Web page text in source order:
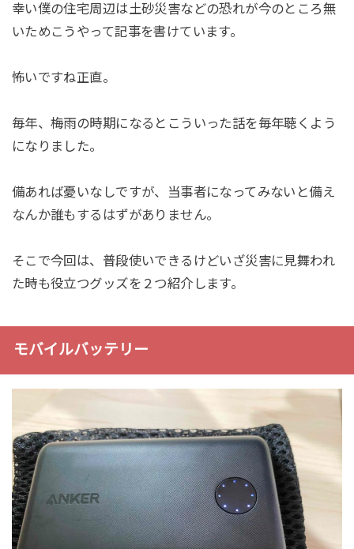
幸い僕の住宅周辺は土砂災害などの恐れが今のところ無
いためこうやって記事を書けています。
怖いですね正直。
毎年、梅雨の時期になるとこういった話を毎年聴くよう
になりました。
備あれば憂いなしですが、当事者になってみないと備え
なんか誰もするはずがありません。
そこで今回は、普段使いできるけどいざ災害に見舞われ
た時も役立つグッズを２つ紹介します。
モバイルバッテリー